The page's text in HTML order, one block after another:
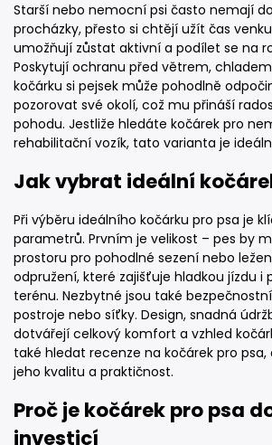
Starší nebo nemocní psi často nemají
procházky, přesto si chtějí užít čas
umožňují zůstat aktivní a podílet se na
Poskytují ochranu před větrem,
kočárku si pejsek může pohodlně
pozorovat své okolí, což mu přináší
pohodu. Jestliže hledáte kočárek pro
rehabilitační vozík, tato varianta je
Jak vybrat ideální
Při výběru ideálního kočárku pro psa je
parametrů. Prvním je velikost – pes by
prostoru pro pohodlné sezení nebo
odpružení, které zajišťuje hladkou jízdu i
terénu. Nezbytné jsou také
postroje nebo síťky. Design, snadná
dotvářejí celkový komfort a vzhled
také hledat recenze na kočárek pro psa,
jeho kvalitu a praktičnost.
Proč je kočárek pro psa
investicí